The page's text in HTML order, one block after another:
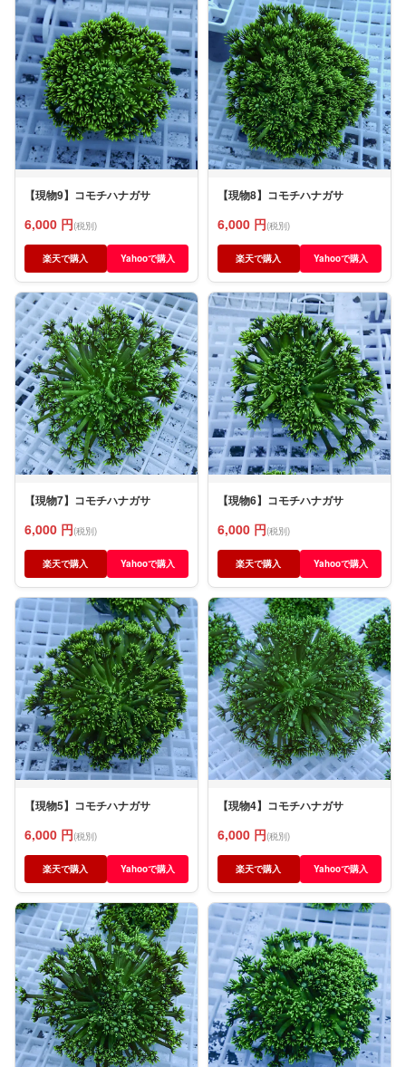
【現物9】コモチハナガサ
6,000 円(税別)
楽天で購入 Yahooで購入
【現物8】コモチハナガサ
6,000 円(税別)
楽天で購入 Yahooで購入
【現物7】コモチハナガサ
6,000 円(税別)
楽天で購入 Yahooで購入
【現物6】コモチハナガサ
6,000 円(税別)
楽天で購入 Yahooで購入
【現物5】コモチハナガサ
6,000 円(税別)
楽天で購入 Yahooで購入
【現物4】コモチハナガサ
6,000 円(税別)
楽天で購入 Yahooで購入